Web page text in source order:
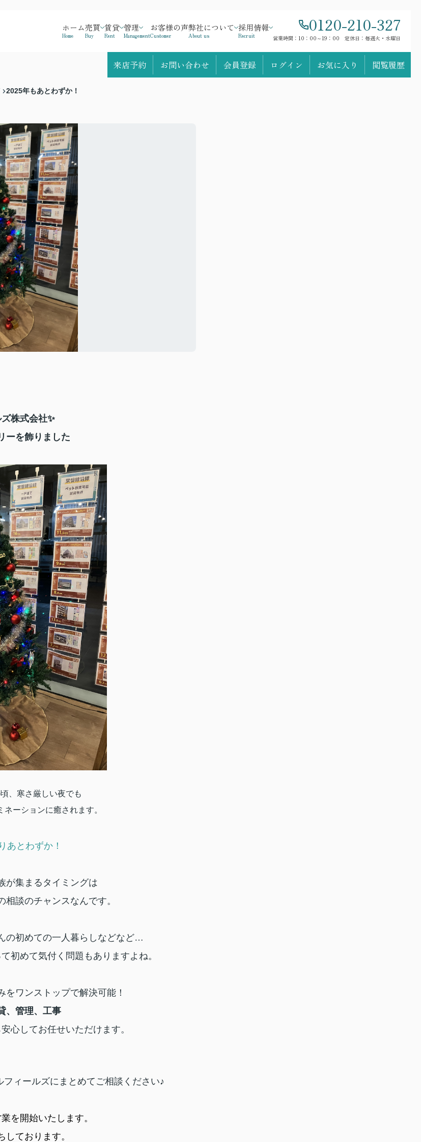
ホーム
Home
売買
Buy
賃貸
Rent
管理
Management
お客様の声
Customer
弊社について
About us
採用情報
Recruit
0120-210-327
営業時間：10：00～19：00 定休日：毎週火・水曜日
来店予約 お問い合わせ 会員登録 ログイン お気に入り 閲覧履歴
2025年もあとわずか！
株式会社✨
ーを飾りました
、寒さ厳しい夜でも
ーションに癒されます。
あとわずか！
が集まるタイミングは
相談のチャンスなんです。
の初めての一人暮らしなどなど…
初めて気付く問題もありますよね。
ワンストップで解決可能！
、管理、工事
心してお任せいただけます。
フィールズにまとめてご相談ください♪
を開始いたします。
しております。